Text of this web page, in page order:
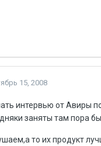
15, 2008
интервью от Авиры
заняты там пора
то их продукт